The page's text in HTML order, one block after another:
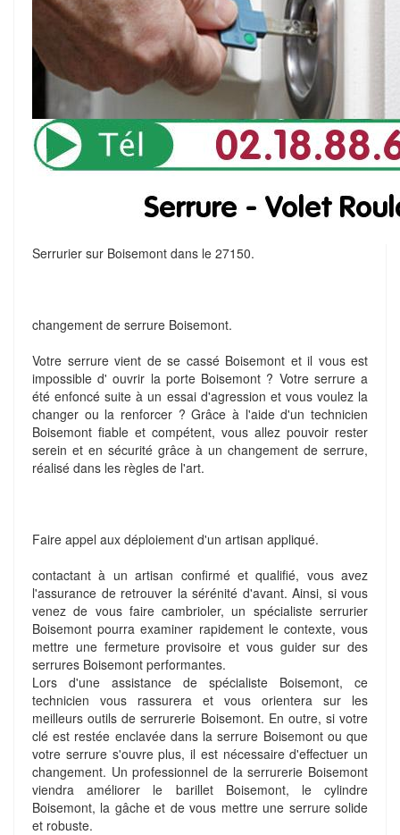
Serrurier sur Boisemont dans le 27150.
changement de serrure Boisemont.
Votre serrure vient de se cassé Boisemont et il vous est
impossible d' ouvrir la porte Boisemont ? Votre serrure a
été enfoncé suite à un essai d'agression et vous voulez la
changer ou la renforcer ? Grâce à l'aide d'un technicien
Boisemont fiable et compétent, vous allez pouvoir rester
serein et en sécurité grâce à un changement de serrure,
réalisé dans les règles de l'art.
Faire appel aux déploiement d'un artisan appliqué.
contactant à un artisan confirmé et qualifié, vous avez
l'assurance de retrouver la sérénité d'avant. Ainsi, si vous
venez de vous faire cambrioler, un spécialiste serrurier
Boisemont pourra examiner rapidement le contexte, vous
mettre une fermeture provisoire et vous guider sur des
serrures Boisemont performantes.
Lors d'une assistance de spécialiste Boisemont, ce
technicien vous rassurera et vous orientera sur les
meilleurs outils de serrurerie Boisemont. En outre, si votre
clé est restée enclavée dans la serrure Boisemont ou que
votre serrure s'ouvre plus, il est nécessaire d'effectuer un
changement. Un professionnel de la serrurerie Boisemont
viendra améliorer le barillet Boisemont, le cylindre
Boisemont, la gâche et de vous mettre une serrure solide
et robuste.